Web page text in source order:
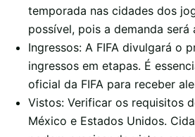
temporada nas cidades dos
possível, pois a demanda será
Ingressos: A FIFA divulgará o
ingressos em etapas. É
oficial da FIFA para receber
Vistos: Verificar os requisitos
México e Estados Unidos.